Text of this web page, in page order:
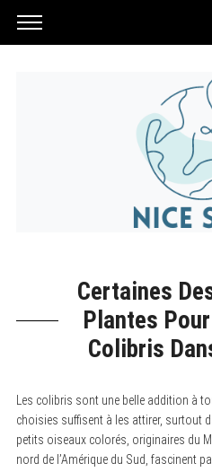
Certaines
Plantes
Colibris
Les colibris sont une belle addition à
choisies suffisent à les attirer, surtout
petits oiseaux colorés, originaires du
nord de l’Amérique du Sud, fascinent